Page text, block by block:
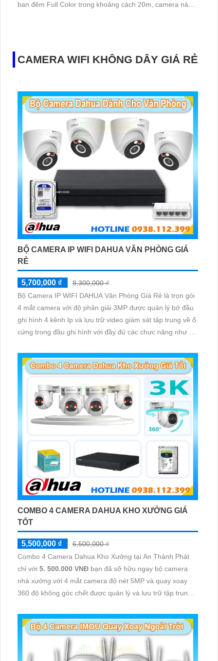
ban đêm Full Color trong khoảng cách 20m, camera này
CAMERA WIFI KHÔNG DÂY GIÁ RẺ
BỘ CAMERA IP WIFI DAHUA VĂN PHÒNG GIÁ
RẺ
5,700,000 ₫
8,300,000 ₫
Bộ Camera IP WIFI DAHUA Văn Phòng Giá Rẻ là trọn gói
4 mắt camera với độ phân giải 3MP được quản lý bở đầu
ghi hình 4 kênh Ip và lưu trữ video giám sát tập trung về ổ
cứng trong đầu ghi hình với đầy đủ các chưc năng như AI
giám sát có màu vào ban đêm
COMBO 4 CAMERA DAHUA KHO XƯỞNG GIÁ
TỐT
5,500,000 ₫
6,500,000 ₫
Combo 4 Camera Dahua Kho Xưởng tại An Thành Phát
chỉ với 5. 500.000 VNĐ bạn đã sỡ hữu ngay bộ camera
nhà xưởng với 4 mắt camera độ nét 5MP và quay xoay
360 độ không góc chết được quản lý và lưu trữ tập trung